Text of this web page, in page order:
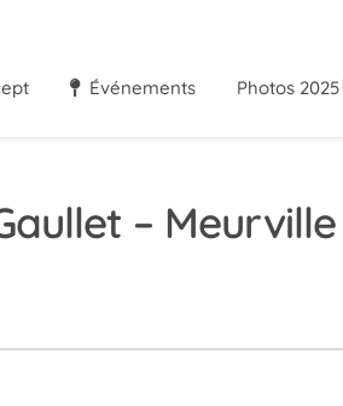
Événements Photos
– Meurville